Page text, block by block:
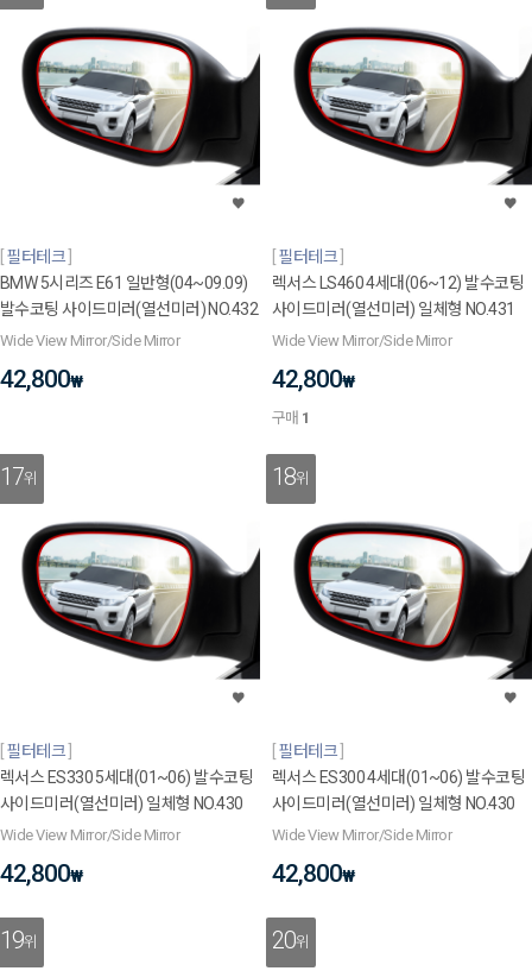
필터테크
BMW 5시리즈 E61 일반형(04~09.09)
발수코팅 사이드미러(열선미러) NO.432
Wide View Mirror/Side Mirror
42,800₩
필터테크
렉서스 LS460 4세대(06~12) 발수코팅
사이드미러(열선미러) 일체형 NO.431
Wide View Mirror/Side Mirror
42,800₩
구매 1
17위
필터테크
렉서스 ES330 5세대(01~06) 발수코팅
사이드미러(열선미러) 일체형 NO.430
Wide View Mirror/Side Mirror
42,800₩
18위
필터테크
렉서스 ES300 4세대(01~06) 발수코팅
사이드미러(열선미러) 일체형 NO.430
Wide View Mirror/Side Mirror
42,800₩
19위 20위